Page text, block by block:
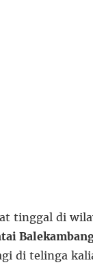
tinggal di
di telinga